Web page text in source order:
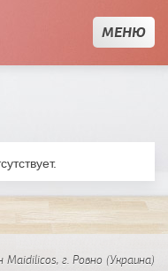
МЕНЮ
г. Ровно (Украина)